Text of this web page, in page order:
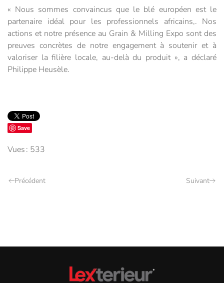
« Nous sommes convaincus que le blé européen est le
partenaire idéal pour les professionnels africains,. Nos
actions et notre présence au Grain & Milling Expo sont des
preuves concrètes de notre engagement à soutenir et à
valoriser la filière locale, au-delà du produit », a déclaré
Philippe Heusèle.
Save
Vues : 533
Précédent Suivant